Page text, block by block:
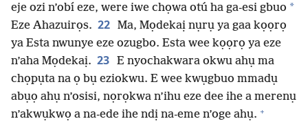
eje ozi n’obí eze, were iwe chọwa otú ha ga-esi gbuo *
Eze Ahazuirọs. 22 Ma, Mọdekaị nụrụ ya gaa kọọrọ
ya Esta nwunye eze ozugbo. Esta wee kọọrọ ya eze
n’aha Mọdekaị. 23 E nyochakwara okwu ahụ ma
chọpụta na ọ bụ eziokwu. E wee kwụgbuo mmadụ
abụọ ahụ n’osisi, nọrọkwa n’ihu eze dee ihe a merenụ
n’akwụkwọ a na-ede ihe ndị na-eme n’oge ahụ. +